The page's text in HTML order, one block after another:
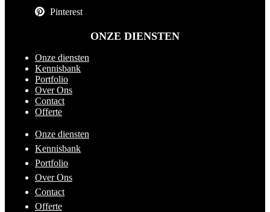
Pinterest
ONZE DIENSTEN
Onze diensten
Kennisbank
Portfolio
Over Ons
Contact
Offerte
Onze diensten
Kennisbank
Portfolio
Over Ons
Contact
Offerte